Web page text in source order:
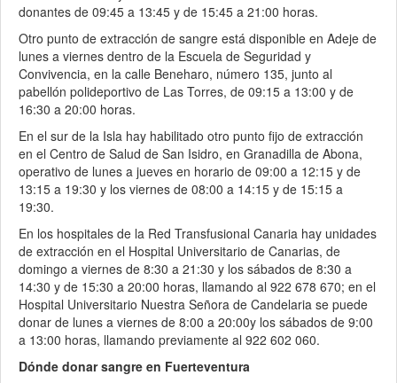
donantes de 09:45 a 13:45 y de 15:45 a 21:00 horas.
Otro punto de extracción de sangre está disponible en Adeje de
lunes a viernes dentro de la Escuela de Seguridad y
Convivencia, en la calle Beneharo, número 135, junto al
pabellón polideportivo de Las Torres, de 09:15 a 13:00 y de
16:30 a 20:00 horas.
En el sur de la Isla hay habilitado otro punto fijo de extracción
en el Centro de Salud de San Isidro, en Granadilla de Abona,
operativo de lunes a jueves en horario de 09:00 a 12:15 y de
13:15 a 19:30 y los viernes de 08:00 a 14:15 y de 15:15 a
19:30.
En los hospitales de la Red Transfusional Canaria hay unidades
de extracción en el Hospital Universitario de Canarias, de
domingo a viernes de 8:30 a 21:30 y los sábados de 8:30 a
14:30 y de 15:30 a 20:00 horas, llamando al 922 678 670; en el
Hospital Universitario Nuestra Señora de Candelaria se puede
donar de lunes a viernes de 8:00 a 20:00y los sábados de 9:00
a 13:00 horas, llamando previamente al 922 602 060.
Dónde donar sangre en Fuerteventura